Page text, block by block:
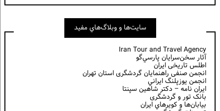
سايت‌ها و وبلاگ‌هاي مفيد
Iran Tour and Travel Agency
آثار سخن‌سرايان پارسي‌گو
اطلس تاریخی ایران
انجمن صنفی راهنمایان گردشگری استان تهران
انجمن يوزپلنگ ايراني
ایران نامه – دکتر شاهین سپنتا
بانک تور و گردشگری
بيابان‌ها و كويرهاي ايران